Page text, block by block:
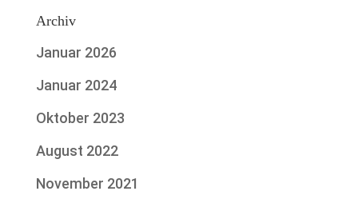
Archiv
Januar 2026
Januar 2024
Oktober 2023
August 2022
November 2021